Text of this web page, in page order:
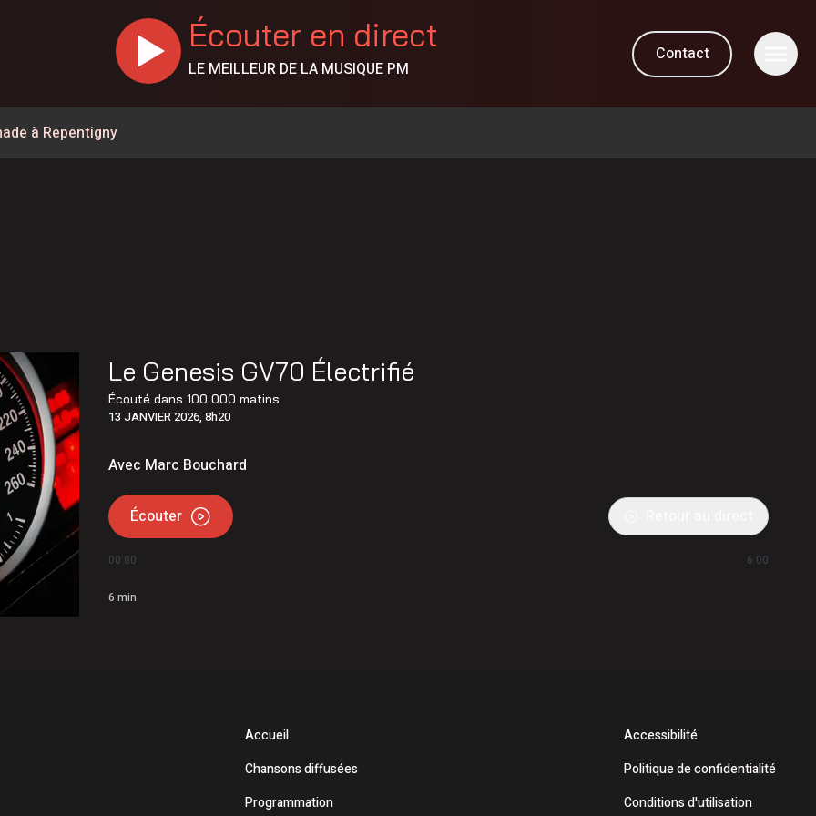
Écouter en direct
LE MEILLEUR DE LA MUSIQUE PM
Contact
à Repentigny
Lin-Laurentides fermée le 8 août
un bilan positif de sa saison estivale
Joliette ont choisi de se syndiquer
de la route158
Un motocycliste dans la vingtaine perd la vie
recherché
Le Genesis GV70 Électrifié
Écouté dans100 000 matins
13 JANVIER 2026, 8h20
Avec Marc Bouchard
Écouter
00:00 6:00
6 min
Accueil
Chansons diffusées
Programmation
Accessibilité
Politique de confidentialité
Conditions d'utilisation